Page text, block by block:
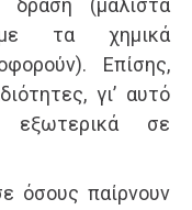
δράση (μάλιστα
τα χημικά
Επίσης,
γι’ αυτό
εξωτερικά σε
όσους παίρνουν